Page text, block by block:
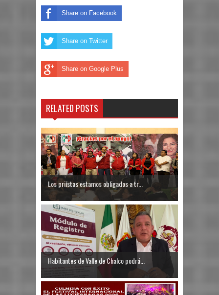
Share on Facebook
Share on Twitter
Share on Google Plus
RELATED POSTS
Los priístas estamos obligados a tr...
Habitantes de Valle de Chalco podrá...